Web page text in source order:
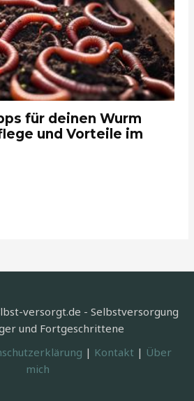
für deinen Wurm
und Vorteile im
versorgt.de - Selbstversorgung
und Fortgeschrittene
| Kontakt | Über
mich